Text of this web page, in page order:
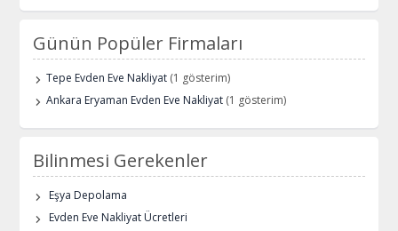
Günün Popüler Firmaları
Tepe Evden Eve Nakliyat (1 gösterim)
Ankara Eryaman Evden Eve Nakliyat (1 gösterim)
Bilinmesi Gerekenler
Eşya Depolama
Evden Eve Nakliyat Ücretleri